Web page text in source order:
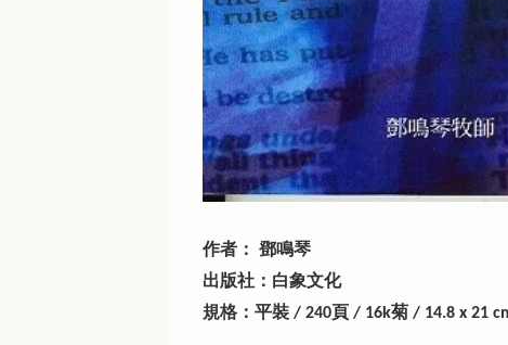
作者： 鄧鳴琴
出版社：白象文化
規格：平裝 / 240頁 / 16k菊 / 14.8 x 21